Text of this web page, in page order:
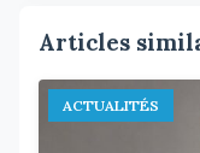
Articles
ACTUALITÉS